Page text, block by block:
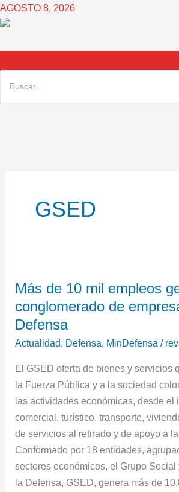
Ir
al
AGOSTO 8, 2026
GSED
Más de 10 mil empleos
conglomerado de
Defensa
Actualidad, Defensa, MinDefensa /
El GSED oferta de bienes y servicios
la Fuerza Pública y a la sociedad
las actividades económicas, desde el
comercial, turístico, transporte,
de servicios al retirado y de apoyo a
Conformado por 18 entidades,
sectores económicos, el Grupo Social
la Defensa, GSED, genera más de
de
10
mil
empleos
el
conglomerado
de
empresas
de
la
Defensa